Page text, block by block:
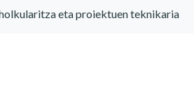
eta proiektuen teknikaria